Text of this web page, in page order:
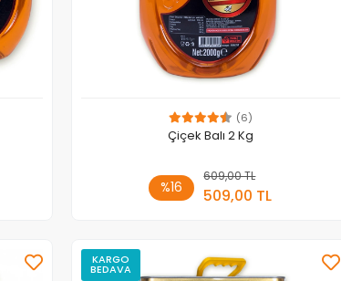
(6)
Çiçek Balı 2 Kg
%16
609,00 TL
509,00 TL
Sepete Ekle
KARGO
BEDAVA